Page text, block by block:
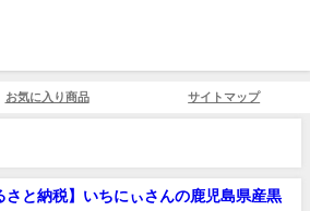
お気に入り商品 サイトマップ
さと納税】いちにぃさんの鹿児島県産黒